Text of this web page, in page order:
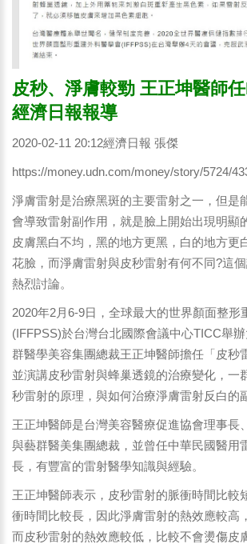
皮秒、淨膚較勁 王正坤醫師
經濟日報報導
2020-02-11 20:12經濟日報 張傑
https://money.udn.com/money/story/5724/
淨膚雷射是治療黑斑的主要雷射之一，但是
會導致雷射副作用，就是臉上開始出現明顯
皮膚黑白不均，黑的地方更黑，白的地方更
花臉，而淨膚雷射與皮秒雷射有何不同?這
熱烈討論。
2020年2月6-9日，全球最大的世界顏面整形
(IFFPSS)於台灣台北國際會議中心TICC舉
群醫學美容集團總裁王正坤醫師擔任「皮秒
並演講皮秒雷射與蜂巢透鏡的治療變化，一
秒雷射的原理，與如何治療淨膚雷射反白的
王正坤醫師是台灣美容醫療促進協會理事長
與藝群醫美集團總裁，並曾任中華民國醫用
長，有豐富的雷射醫學知識與經驗。
王正坤醫師表示，皮秒雷射的脈衝時間比較
衝時間比較長，因此淨膚雷射的熱效應較高
而皮秒雷射的熱效應較低，比較不會燙傷皮